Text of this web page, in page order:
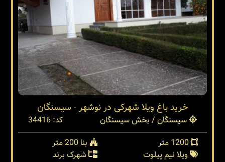
خرید باغ ویلا شهرکی در نوشهر - سیسنگان
سیسنگان / بخش سیسنگان
کد: 34416
بنا 200 متر
ویلا نیم پیلوت
شهرک برند